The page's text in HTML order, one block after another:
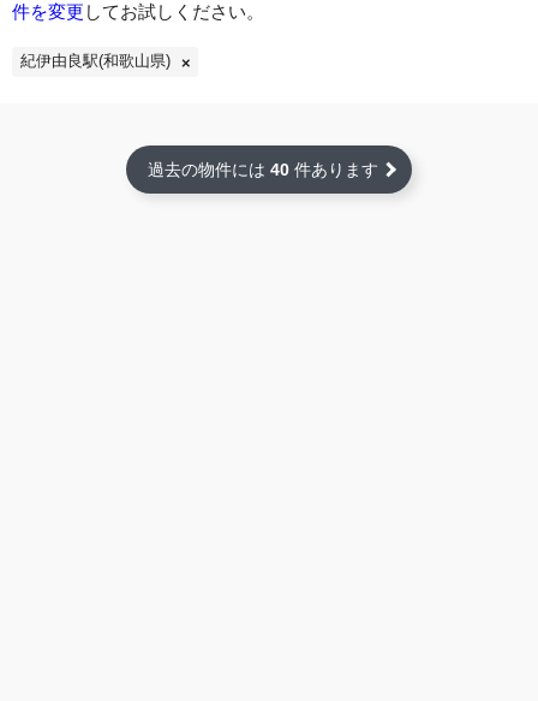
件を変更 してお試しください。
紀伊由良駅(和歌山県)
過去の物件には 40 件あります